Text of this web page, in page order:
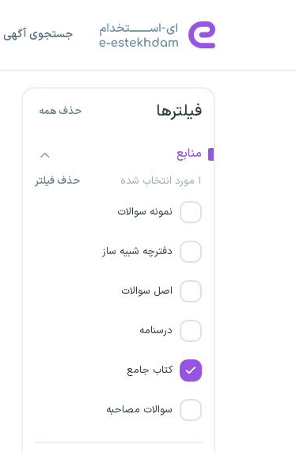
جستجوی آگهی
فیلترها حذف همه
منابع
۱ مورد انتخاب شده
حذف فیلتر
نمونه سوالات
دفترچه شبیه ساز
اصل سوالات
درسنامه
کتاب جامع
سوالات مصاحبه
نیروگاه اتمی بوشهر
خاورمیانه
شرکت پالایش گاز بیدبلند خلیج
فارس